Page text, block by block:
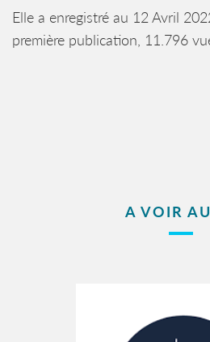
Elle a enregistré au 12 Avril
première publication, 11.796
A VOIR